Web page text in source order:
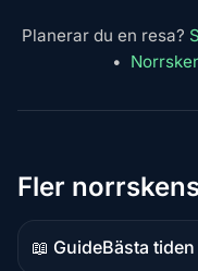
Planerar du en resa?
•
Fler
📖 Guide
Guideinnehåll
Bästa